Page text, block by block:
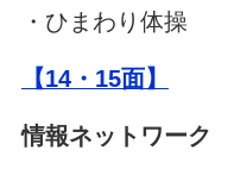
・ひまわり体操
【14・15面】
情報ネットワーク